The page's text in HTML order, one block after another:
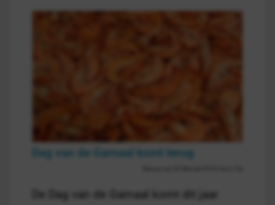
Dag van de Garnaal komt terug
De Dag van de Garnaal komt dit jaar